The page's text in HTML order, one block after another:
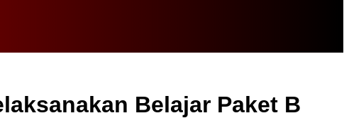
Belajar Paket B